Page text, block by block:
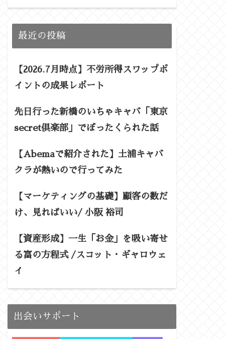
最近の投稿
【2026.7月時点】不労所得スワップポ
イントの成果レポート
先日行った新橋のいちゃキャバ「東京
secret倶楽部」でぼったくられた話
【Abemaで紹介された】土浦キャバ
クラが熱いので行ってみた
【マーケティングの基礎】顧客の数だ
け、見ればいい/ 小阪 裕司
【資産形成】一生「お金」を吸い寄せ
る富の方程式 /スコット・ギャロウェ
イ
出会いサポート